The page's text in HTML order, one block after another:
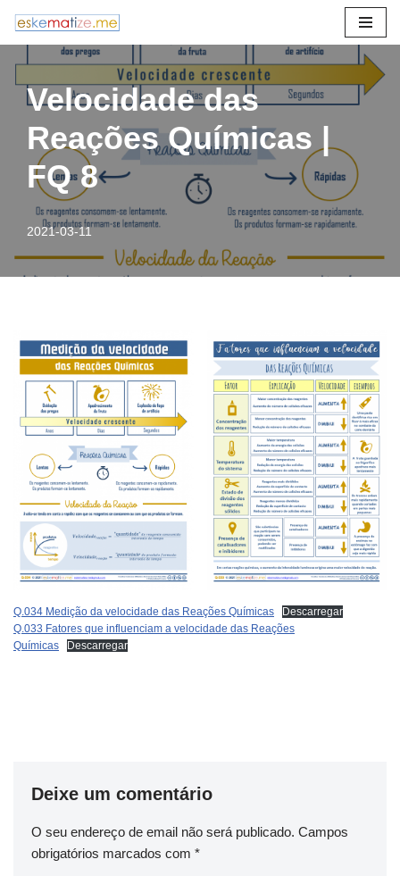
Avançar
para
o
conteúdo
Velocidade das
Reações Químicas |
FQ 8
2021-03-11
Q.034 Medição da velocidade das Reações Químicas
Descarregar
Q.033 Fatores que influenciam a velocidade das Reações
Químicas
Descarregar
Deixe um comentário
O seu endereço de email não será publicado. Campos
obrigatórios marcados com *